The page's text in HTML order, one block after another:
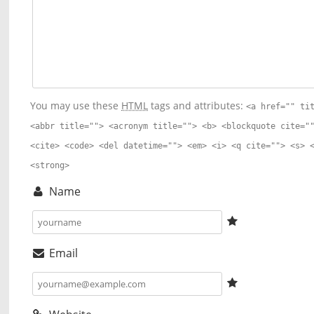
You may use these HTML tags and attributes:<a href=""
<abbr title=""> <acronym title=""> <b> <blockquote
<cite> <code> <del datetime=""> <em> <i> <q cite=""> <s>
<strong>
Name
Email